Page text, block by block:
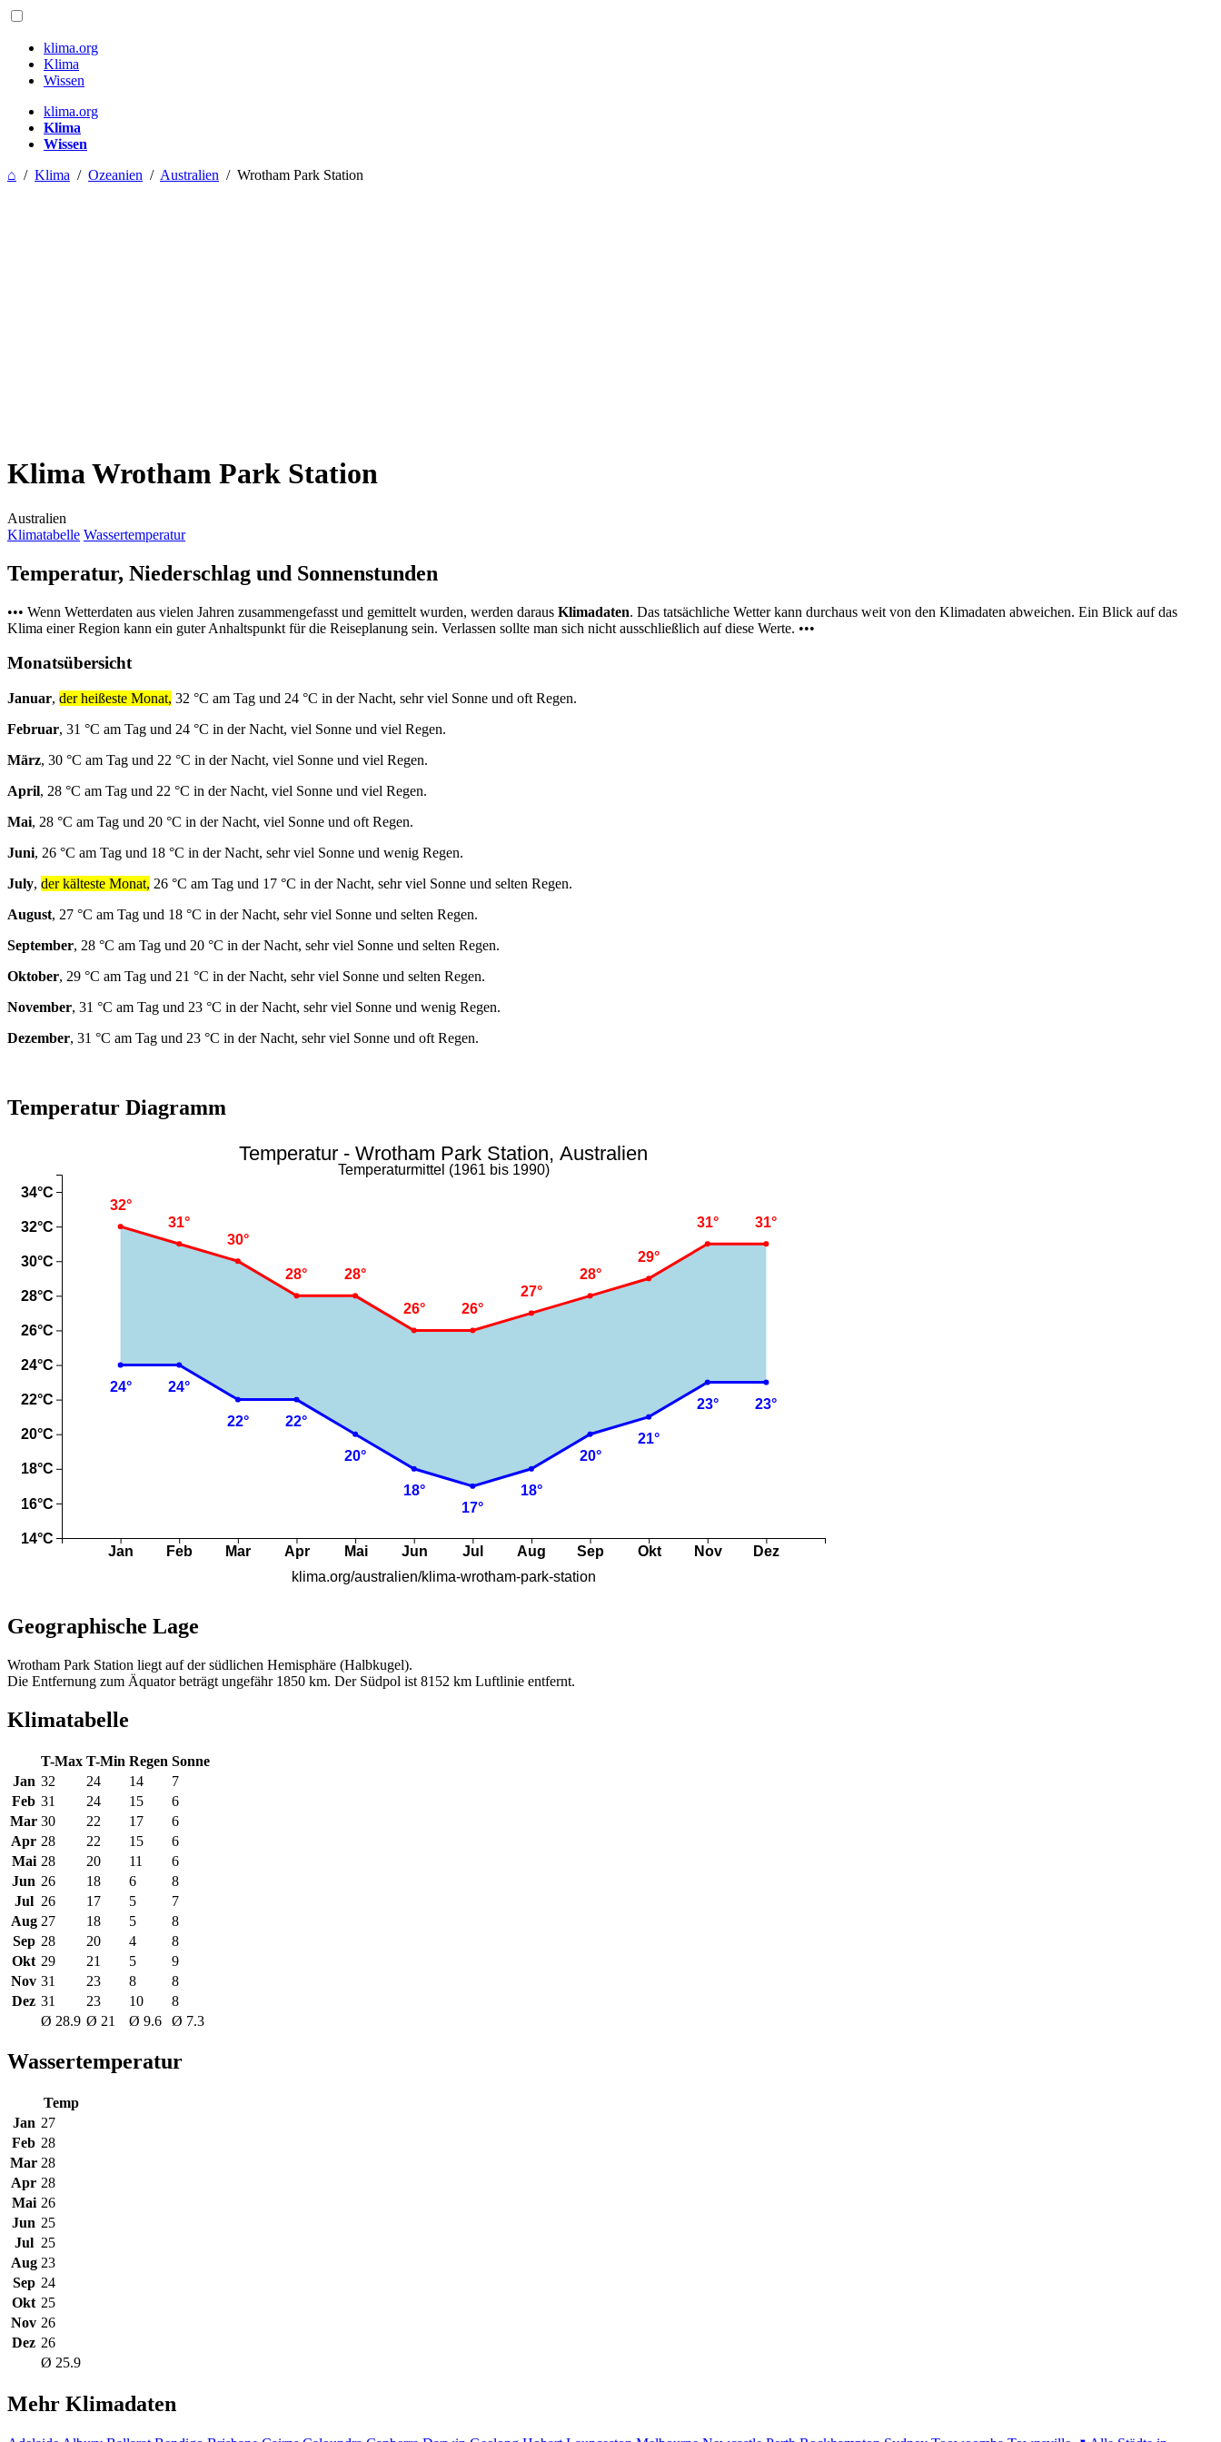
klima.org
Klima
Wissen
klima.org
Klima
Wissen
⌂ / Klima / Ozeanien / Australien / Wrotham Park Station
Klima Wrotham Park Station
Australien
Klimatabelle Wassertemperatur
Temperatur, Niederschlag und Sonnenstunden
••• Wenn Wetterdaten aus vielen Jahren zusammengefasst und gemittelt wurden, werden daraus Klimadaten. Das tatsächliche Wetter kann durchaus weit von den Klimadaten abweichen. Ein Blick auf das
Klima einer Region kann ein guter Anhaltspunkt für die Reiseplanung sein. Verlassen sollte man sich nicht ausschließlich auf diese Werte. •••
Monatsübersicht
Januar, der heißeste Monat, 32 °C am Tag und 24 °C in der Nacht, sehr viel Sonne und oft Regen.
Februar, 31 °C am Tag und 24 °C in der Nacht, viel Sonne und viel Regen.
März, 30 °C am Tag und 22 °C in der Nacht, viel Sonne und viel Regen.
April, 28 °C am Tag und 22 °C in der Nacht, viel Sonne und viel Regen.
Mai, 28 °C am Tag und 20 °C in der Nacht, viel Sonne und oft Regen.
Juni, 26 °C am Tag und 18 °C in der Nacht, sehr viel Sonne und wenig Regen.
July, der kälteste Monat, 26 °C am Tag und 17 °C in der Nacht, sehr viel Sonne und selten Regen.
August, 27 °C am Tag und 18 °C in der Nacht, sehr viel Sonne und selten Regen.
September, 28 °C am Tag und 20 °C in der Nacht, sehr viel Sonne und selten Regen.
Oktober, 29 °C am Tag und 21 °C in der Nacht, sehr viel Sonne und selten Regen.
November, 31 °C am Tag und 23 °C in der Nacht, sehr viel Sonne und wenig Regen.
Dezember, 31 °C am Tag und 23 °C in der Nacht, sehr viel Sonne und oft Regen.
Temperatur Diagramm
Geographische Lage
Wrotham Park Station liegt auf der südlichen Hemisphäre (Halbkugel).
Die Entfernung zum Äquator beträgt ungefähr 1850 km. Der Südpol ist 8152 km Luftlinie entfernt.
Klimatabelle
T-Max T-Min Regen Sonne
Jan 32 24 14
7
Feb 31 24 15
6
Mar 30 22 17
6
Apr 28 22 15
6
Mai 28 20 11
6
Jun 26 18 6
8
Jul 26 17 5
7
Aug 27 18 5
8
Sep 28 20 4
8
Okt 29 21 5
9
Nov 31 23 8
8
Dez 31 23 10
8
Ø 28.9 Ø 21 Ø 9.6 Ø 7.3
Wassertemperatur
Temp
Jan 27
Feb 28
Mar 28
Apr 28
Mai 26
Jun 25
Jul 25
Aug 23
Sep 24
Okt 25
Nov 26
Dez 26
Ø 25.9
Mehr Klimadaten